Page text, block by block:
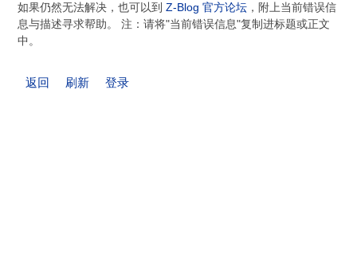
如果仍然无法解决，也可以到Z-Blog 官方论坛 ，附上当前错误信
息与描述寻求帮助。 注：请将"当前错误信息"复制进标题或正文
中。
返回 刷新 登录